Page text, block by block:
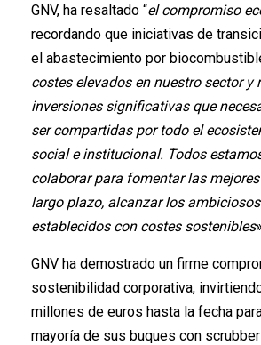
GNV, ha resaltado “el compromiso
recordando que iniciativas de
el abastecimiento por
costes elevados en nuestro sector y
inversiones significativas que
ser compartidas por todo el
social e institucional. Todos
colaborar para fomentar las
largo plazo, alcanzar los
establecidos con costes sostenibles
GNV ha demostrado un firme
sostenibilidad corporativa,
millones de euros hasta la fecha
mayoría de sus buques con